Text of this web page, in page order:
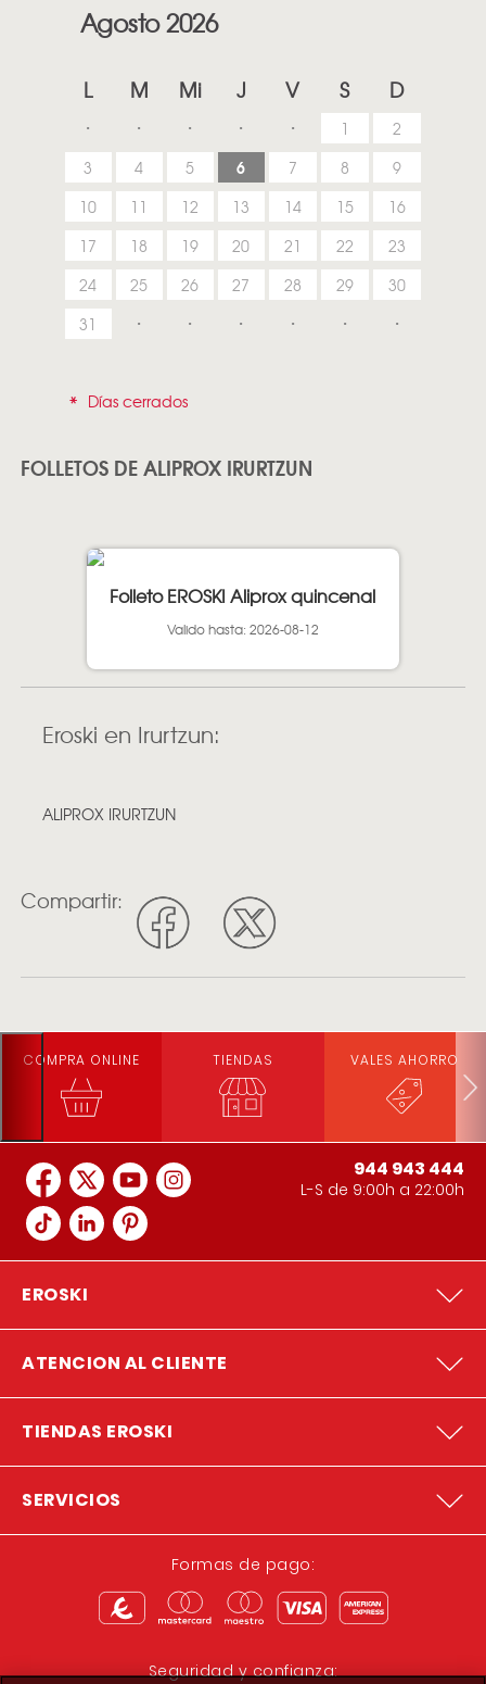
Agosto 2026
L M Mi J V S D
1
2
3
4 5 6 7 8
9
10
11 12 13 14 15
16
17
18 19 20 21 22
23
24
25 26 27 28 29
30
31
* Días cerrados
FOLLETOS DE ALIPROX IRURTZUN
Folleto EROSKI Aliprox quincenal
Valido hasta: 2026-08-12
Eroski en Irurtzun:
ALIPROX IRURTZUN
Compartir:
COMPRA ONLINE TIENDAS VALES AHORRO
944 943 444
L-S de 9:00h a 22:00h
EROSKI
ATENCION AL CLIENTE
TIENDAS EROSKI
SERVICIOS
Formas de pago:
Seguridad y confianza: